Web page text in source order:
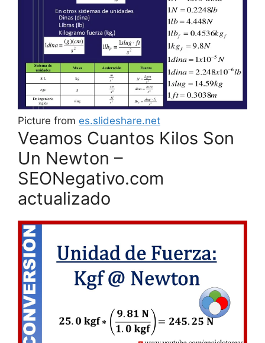
Picture from es.slideshare.net
Veamos Cuantos Kilos Son
Un Newton –
SEONegativo.com
actualizado